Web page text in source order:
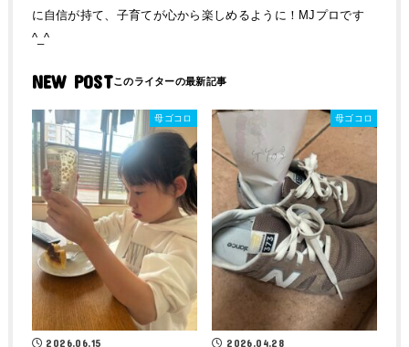
に自信が持て、子育てが心から楽しめるように！MJプロです
^_^
NEW POST
母ゴコロ
2026.06.15
母ゴコロ
2026.04.28